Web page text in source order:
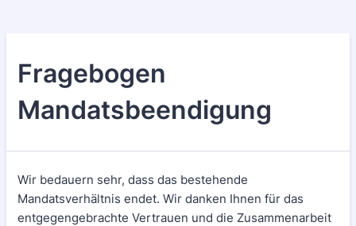
Fragebogen
Mandatsbeendigung
Wir bedauern sehr, dass das bestehende
Mandatsverhältnis endet. Wir danken Ihnen für das
entgegengebrachte Vertrauen und die Zusammenarbeit